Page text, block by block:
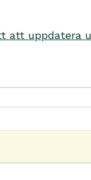
att uppdatera